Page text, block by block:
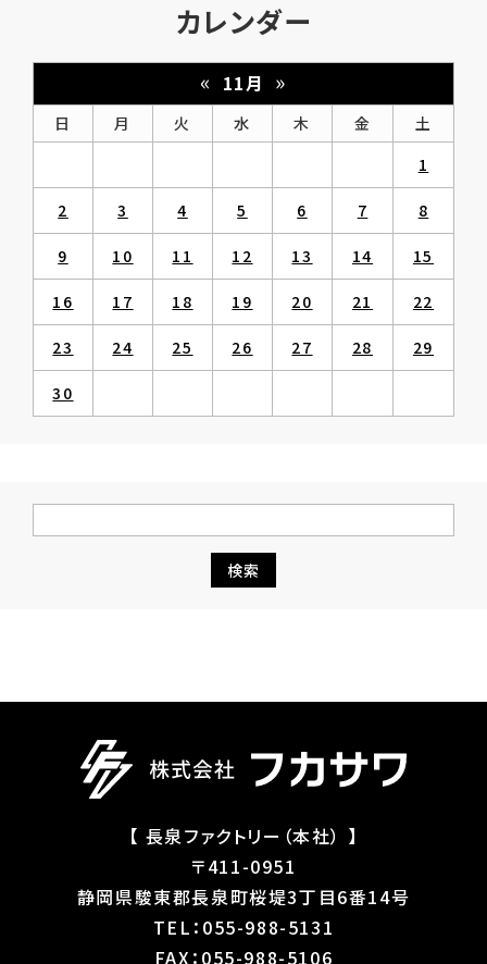
カレンダー
« 11月 »
日 月 火 水 木 金
土
1
2 3 4 5 6 7 8
9 10 11 12 13 14 15
16 17 18 19 20 21 22
23 24 25 26 27 28 29
30
【 長泉ファクトリー（本社） 】
〒411-0951
静岡県駿東郡長泉町桜堤3丁目6番14号
TEL：055-988-5131
FAX：055-988-5106